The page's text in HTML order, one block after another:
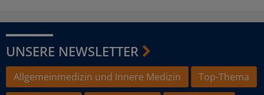
UNSERE NEWSLETTER
Allgemeinmedizin und Innere Medizin
Top-Thema